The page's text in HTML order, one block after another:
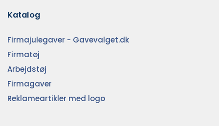
Katalog
Firmajulegaver - Gavevalget.dk
Firmatøj
Arbejdstøj
Firmagaver
Reklameartikler med logo